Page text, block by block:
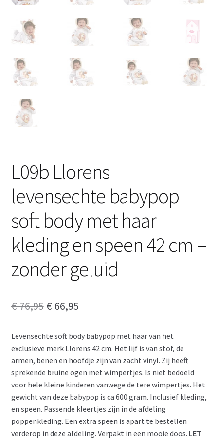
L09b Llorens
levensechte babypop
soft body met haar
kleding en speen 42 cm –
zonder geluid
€76,95 Oorspronkelijke
was:
€ 76,95.
€ 66,95Huidige
is:
€ 66,95.
Levensechte soft body babypop met haar van het
exclusieve merk Llorens 42 cm. Het lijf is van stof, de
armen, benen en hoofdje zijn van zacht vinyl. Zij heeft
sprekende bruine ogen met wimpertjes. Is niet bedoeld
voor hele kleine kinderen vanwege de tere wimpertjes. Het
gewicht van deze babypop is ca 600 gram. Inclusief kleding,
en speen. Passende kleertjes zijn in de afdeling
poppenkleding. Een extra speen is apart te bestellen
verderop in deze afdeling. Verpakt in een mooie doos. LET